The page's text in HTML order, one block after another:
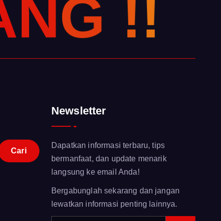
NG !!
Newsletter
Dapatkan informasi terbaru, tips
bermanfaat, dan update menarik
langsung ke email Anda!
Bergabunglah sekarang dan jangan
lewatkan informasi penting lainnya.